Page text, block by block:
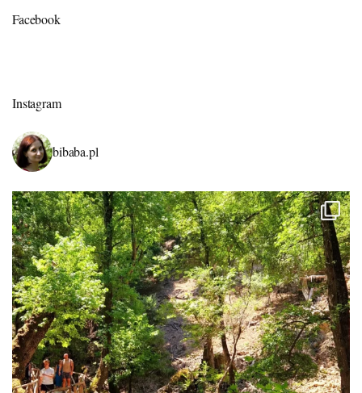
Facebook
Instagram
bibaba.pl